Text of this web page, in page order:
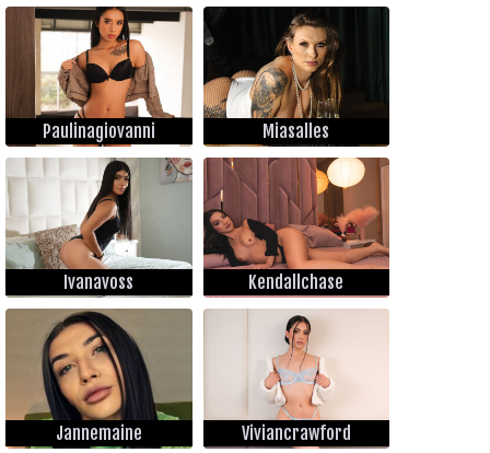
Paulinagiovanni Miasalles
Ivanavoss Kendallchase
Jannemaine Viviancrawford